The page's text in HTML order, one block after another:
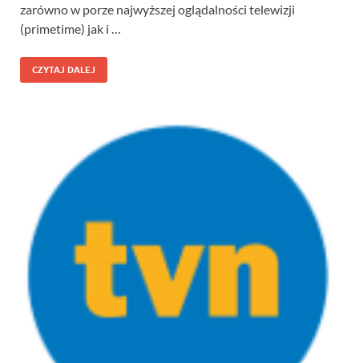
zarówno w porze najwyższej oglądalności telewizji
(primetime) jak i …
CZYTAJ DALEJ